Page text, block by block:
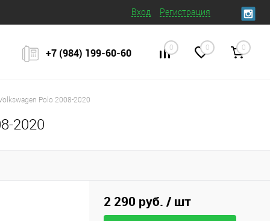
Вход Регистрация
+7 (984) 199‒60‒60 0 0 0
Polo 2008-2020
2020
2 290 руб. / шт